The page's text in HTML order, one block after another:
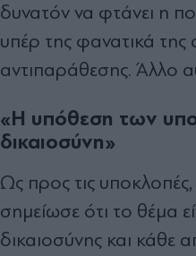
δυνατόν να φτάνει η
υπέρ της φανατικά της
αντιπαράθεσης. Άλλο
«Η υπόθεση των
δικαιοσύνη»
Ως προς τις
σημείωσε ότι το θέμα
δικαιοσύνης και κάθε